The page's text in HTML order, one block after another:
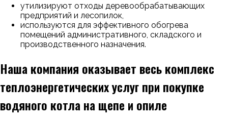
утилизируют отходы деревообрабатывающих
предприятий и лесопилок,
используются для эффективного обогрева
помещений административного, складского и
производственного назначения.
Наша компания оказывает весь комплекс
теплоэнергетических услуг при покупке
водяного котла на щепе и опиле